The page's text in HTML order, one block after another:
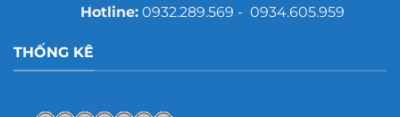
Hotline:0932.289.569 - 0934.605.959
THỐNG KÊ